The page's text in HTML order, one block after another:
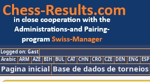
Logged on: Gast
Arabic ARM AZE BIH BUL CAT CHN CRO CZE DEN ENG ESP
Pagina inicial Base de dados de torneios